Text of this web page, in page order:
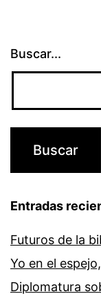
Buscar...
Entradas
Futuros de la
Yo en el
Diplomatura